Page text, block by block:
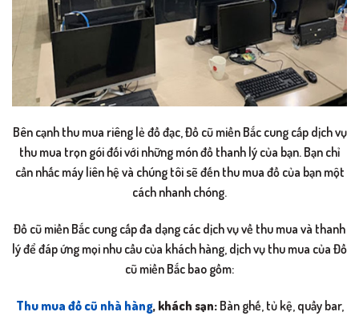
Bên cạnh thu mua riêng lẻ đồ đạc, Đồ cũ miền Bắc cung cấp dịch vụ
thu mua trọn gói đối với những món đồ thanh lý của bạn. Bạn chỉ
cần nhấc máy liên hệ và chúng tôi sẽ đến thu mua đồ của bạn một
cách nhanh chóng.
Đồ cũ miền Bắc cung cấp đa dạng các dịch vụ về thu mua và thanh
lý để đáp ứng mọi nhu cầu của khách hàng, dịch vụ thu mua của Đồ
cũ miền Bắc bao gồm:
Thu mua đồ cũ nhà hàng, khách sạn:Bàn ghế, tủ kệ, quầy bar,